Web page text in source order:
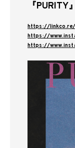
『PURITY』
https://linkco.re/
https://
https://